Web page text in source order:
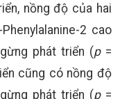
nồng độ của hai
2 cao
phát triển (p=
cũng có nồng độ
phát triển (p=